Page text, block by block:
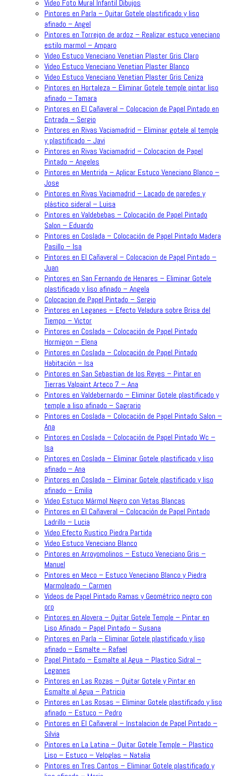
Video Foto Mural Infantil Dibujos
Pintores en Parla – Quitar Gotele plastificado y liso
afinado – Angel
Pintores en Torrejon de ardoz – Realizar estuco veneciano
estilo marmol – Amparo
Video Estuco Veneciano Venetian Plaster Gris Claro
Video Estuco Veneciano Venetian Plaster Blanco
Video Estuco Veneciano Venetian Plaster Gris Ceniza
Pintores en Hortaleza – Eliminar Gotele temple pintar liso
afinado – Tamara
Pintores en El Cañaveral – Colocacion de Papel Pintado en
Entrada – Sergio
Pintores en Rivas Vaciamadrid – Eliminar gotele al temple
y plastificado – Javi
Pintores en Rivas Vaciamadrid – Colocacion de Papel
Pintado – Angeles
Pintores en Mentrida – Aplicar Estuco Veneciano Blanco –
Jose
Pintores en Rivas Vaciamadrid – Lacado de paredes y
plástico sideral – Luisa
Pintores en Valdebebas – Colocación de Papel Pintado
Salon – Eduardo
Pintores en Coslada – Colocación de Papel Pintado Madera
Pasillo – Isa
Pintores en El Cañaveral – Colocacion de Papel Pintado –
Juan
Pintores en San Fernando de Henares – Eliminar Gotele
plastificado y liso afinado – Angela
Colocacion de Papel Pintado – Sergio
Pintores en Leganes – Efecto Veladura sobre Brisa del
Tiempo – Victor
Pintores en Coslada – Colocación de Papel Pintado
Hormigon – Elena
Pintores en Coslada – Colocación de Papel Pintado
Habitación – Isa
Pintores en San Sebastian de los Reyes – Pintar en
Tierras Valpaint Arteco 7 – Ana
Pintores en Valdebernardo – Eliminar Gotele plastificado y
temple a liso afinado – Sagrario
Pintores en Coslada – Colocación de Papel Pintado Salon –
Ana
Pintores en Coslada – Colocación de Papel Pintado Wc –
Isa
Pintores en Coslada – Eliminar Gotele plastificado y liso
afinado – Ana
Pintores en Coslada – Eliminar Gotele plastificado y liso
afinado – Emilia
Video Estuco Mármol Negro con Vetas Blancas
Pintores en El Cañaveral – Colocación de Papel Pintado
Ladrillo – Lucia
Video Efecto Rustico Piedra Partida
Video Estuco Veneciano Blanco
Pintores en Arroyomolinos – Estuco Veneciano Gris –
Manuel
Pintores en Meco – Estuco Veneciano Blanco y Piedra
Marmoleado – Carmen
Videos de Papel Pintado Ramas y Geométrico negro con
oro
Pintores en Alovera – Quitar Gotele Temple – Pintar en
Liso Afinado – Papel Pintado – Susana
Pintores en Parla – Eliminar Gotele plastificado y liso
afinado – Esmalte – Rafael
Papel Pintado – Esmalte al Agua – Plastico Sidral –
Leganes
Pintores en Las Rozas – Quitar Gotele y Pintar en
Esmalte al Agua – Patricia
Pintores en Las Rosas – Eliminar Gotele plastificado y liso
afinado – Estuco – Pedro
Pintores en El Cañaveral – Instalacion de Papel Pintado –
Silvia
Pintores en La Latina – Quitar Gotele Temple – Plastico
Liso – Estuco – Veloglas – Natalia
Pintores en Tres Cantos – Eliminar Gotele plastificado y